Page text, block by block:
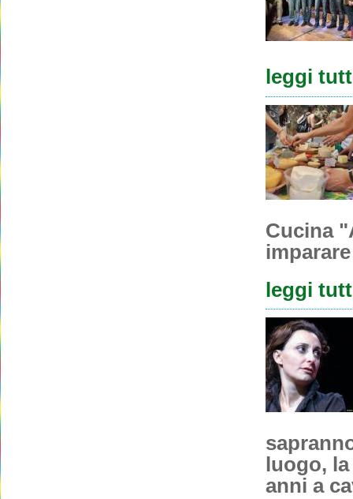
leggi
Cucina
leggi
luogo,
anni a